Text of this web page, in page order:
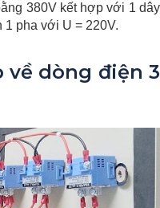
380V kết hợp với 1 dây
pha với U = 220V.
về dòng điện 3